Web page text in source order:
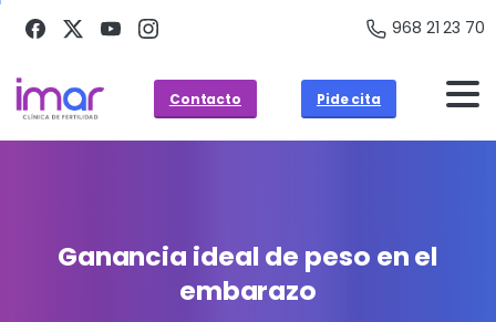
968 21 23 70
Contacto Pide cita
Ganancia ideal de peso enel
embarazo